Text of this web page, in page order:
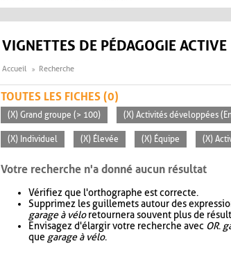
VIGNETTES DE PÉDAGOGIE ACTIVE
Accueil Recherche
TOUTES LES FICHES (0)
(X) Grand groupe (> 100) (X) Activités développées
(X) Individuel (X) Élevée (X) Équipe (X)
Votre recherche n'a donné aucun résultat
Vérifiez que l'orthographe est correcte.
Supprimez les guillemets autour des
garage à véloretournera souvent plus de
Envisagez d'élargir votre recherche avec OR.
que garage à vélo.